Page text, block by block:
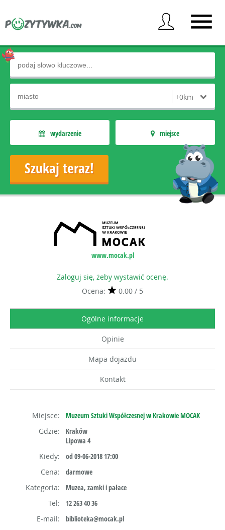
wydarzenie miejsce
www.mocak.pl
Zaloguj się, żeby wystawić ocenę.
Ocena:
0.00 / 5
Ogólne informacje
Opinie
Mapa dojazdu
Kontakt
Miejsce:
Muzeum Sztuki Współczesnej w Krakowie MOCAK
Gdzie:
Kraków
Lipowa 4
Kiedy:
od 09-06-2018 17:00
Cena:
darmowe
Kategoria:
Muzea, zamki i pałace
Tel:
12 263 40 36
E-mail:
biblioteka@mocak.pl